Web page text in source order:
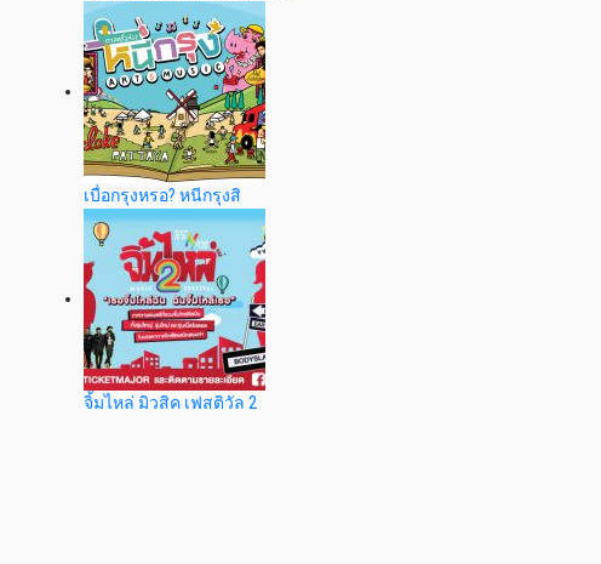
เบื่อกรุงหรอ? หนีกรุงสิ
จิ้มไหล่ มิวสิค เฟสติวัล 2